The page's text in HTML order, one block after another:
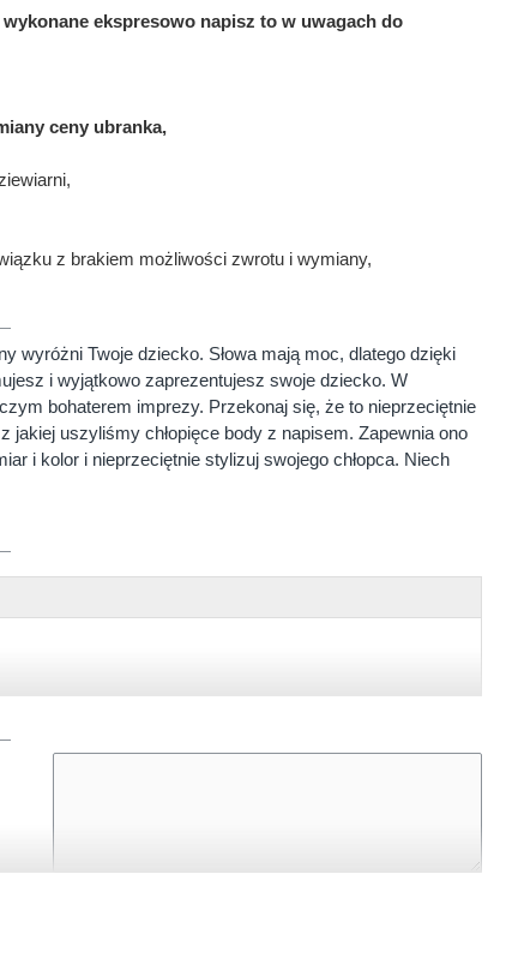
ekspresowo napisz to w uwagach do
ceny ubranka,
z brakiem możliwości zwrotu i wymiany,
wyróżni Twoje dziecko. Słowa mają moc, dlatego dzięki
i wyjątkowo zaprezentujesz swoje dziecko. W
bohaterem imprezy. Przekonaj się, że to nieprzeciętnie
uszyliśmy chłopięce body z napisem. Zapewnia ono
i kolor i nieprzeciętnie stylizuj swojego chłopca. Niech